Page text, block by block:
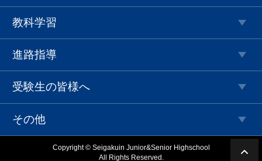
教科学習
進路指導
受験生の皆様へ
その他
Copyright © Seigakuin Junior&Senior Highschool
All Rights Reserved.